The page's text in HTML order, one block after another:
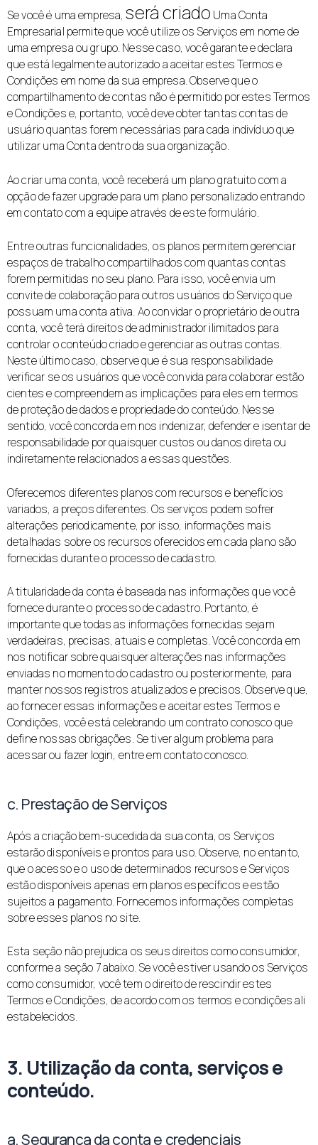
Se você é uma empresa,será criado Uma Conta
Empresarial permite que você utilize os Serviços em nome de
uma empresa ou grupo. Nesse caso, você garante e declara
que está legalmente autorizado a aceitar estes Termos e
Condições em nome da sua empresa. Observe que o
compartilhamento de contas não é permitido por estes Termos
e Condições e, portanto, você deve obter tantas contas de
usuário quantas forem necessárias para cada indivíduo que
utilizar uma Conta dentro da sua organização.
Ao criar uma conta, você receberá um plano gratuito com a
opção de fazer upgrade para um plano personalizado entrando
em contato com a equipe através deeste formulário.
Entre outras funcionalidades, os planos permitem gerenciar
espaços de trabalho compartilhados com quantas contas
forem permitidas no seu plano. Para isso, você envia um
convite de colaboração para outros usuários do Serviço que
possuam uma conta ativa. Ao convidar o proprietário de outra
conta, você terá direitos de administrador ilimitados para
controlar o conteúdo criado e gerenciar as outras contas.
Neste último caso, observe que é sua responsabilidade
verificar se os usuários que você convida para colaborar estão
cientes e compreendem as implicações para eles em termos
de proteção de dados e propriedade do conteúdo. Nesse
sentido, você concorda em nos indenizar, defender e isentar de
responsabilidade por quaisquer custos ou danos direta ou
indiretamente relacionados a essas questões.
Oferecemos diferentes planos com recursos e benefícios
variados, a preços diferentes. Os serviços podem sofrer
alterações periodicamente, por isso, informações mais
detalhadas sobre os recursos oferecidos em cada plano são
fornecidas durante o processo de cadastro.
A titularidade da conta é baseada nas informações que você
fornece durante o processo de cadastro. Portanto, é
importante que todas as informações fornecidas sejam
verdadeiras, precisas, atuais e completas. Você concorda em
nos notificar sobre quaisquer alterações nas informações
enviadas no momento do cadastro ou posteriormente, para
manter nossos registros atualizados e precisos. Observe que,
ao fornecer essas informações e aceitar estes Termos e
Condições, você está celebrando um contrato conosco que
define nossas obrigações. Se tiver algum problema para
acessar ou fazer login, entre em contato conosco.
c. Prestação de Serviços
Após a criação bem-sucedida da sua conta, os Serviços
estarão disponíveis e prontos para uso. Observe, no entanto,
que o acesso e o uso de determinados recursos e Serviços
estão disponíveis apenas em planos específicos e estão
sujeitos a pagamento. Fornecemos informações completas
sobre esses planos no site.
Esta seção não prejudica os seus direitos como consumidor,
conforme a seção 7 abaixo. Se você estiver usando os Serviços
como consumidor, você tem o direito de rescindir estes
Termos e Condições, de acordo com os termos e condições ali
estabelecidos.
3. Utilização da conta, serviços e
conteúdo.
a. Segurança da conta e credenciais